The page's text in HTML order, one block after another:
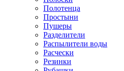
Полотенца
Простыни
Пушеры
Разделители
Распылители воды
Расчески
Резинки